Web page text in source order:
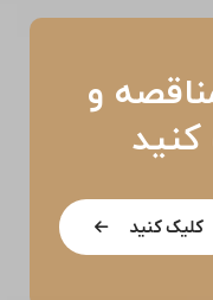
و
کلیک کنید